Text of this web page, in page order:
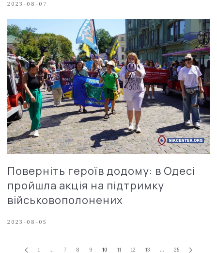
2023-08-07
Поверніть героїв додому: в Одесі
пройшла акція на підтримку
військовополонених
2023-08-05
1 … 7 8 9 10 11 12 13 … 25